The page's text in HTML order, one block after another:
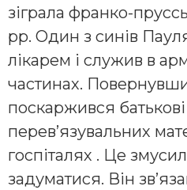
зіграла франко-
рр. Один з синів
лікарем і служив в
частинах.
поскаржився
перев’язувальних
госпіталях . Це
задуматися. Він